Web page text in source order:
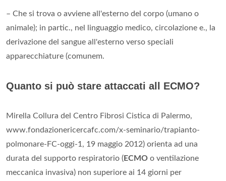
– Che si trova o avviene all'esterno del corpo (umano o
animale); in partic., nel linguaggio medico, circolazione e., la
derivazione del sangue all'esterno verso speciali
apparecchiature (comunem.
Quanto si può stare attaccati all ECMO?
Mirella Collura del Centro Fibrosi Cistica di Palermo,
www.fondazionericercafc.com/x-seminario/trapianto-
polmonare-FC-oggi-1, 19 maggio 2012) orienta ad una
durata del supporto respiratorio (ECMO o ventilazione
meccanica invasiva) non superiore ai 14 giorni per